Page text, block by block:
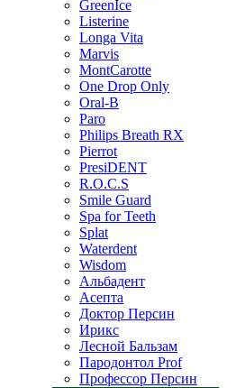
GreenIce
Listerine
Longa Vita
Marvis
MontCarotte
One Drop Only
Oral-B
Paro
Philips Breath RX
Pierrot
PresiDENT
R.O.C.S
Smile Guard
Spa for Teeth
Splat
Waterdent
Wisdom
Альбадент
Асепта
Доктор Персин
Ирикс
Лесной Бальзам
Пародонтол Prof
Профессор Персин